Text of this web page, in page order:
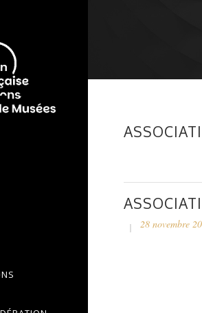
28 novembre